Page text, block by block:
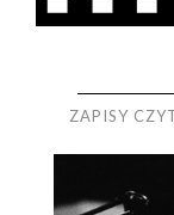
ZAPISY